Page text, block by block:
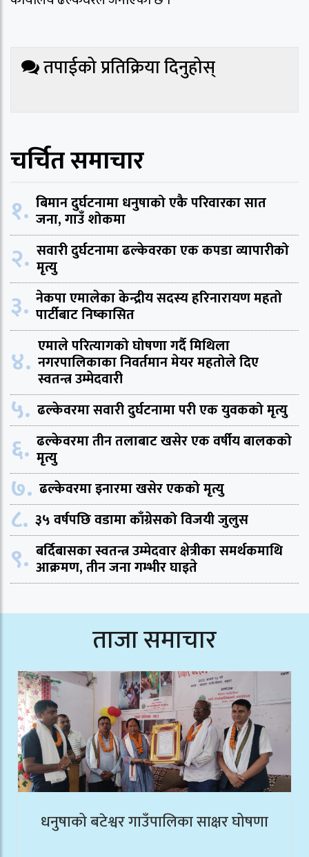
तपाईको प्रतिक्रिया दिनुहोस्
चर्चित समाचार
१. बिमान दुर्घटनामा धनुषाको एकै परिवारका सात
जना, गाउँ शोकमा
२. सवारी दुर्घटनामा ढल्केवरका एक कपडा व्यापारीको
मृत्यु
३. नेकपा एमालेका केन्द्रीय सदस्य हरिनारायण महतो
पार्टीबाट निष्कासित
४. एमाले परित्यागको घोषणा गर्दै मिथिला
नगरपालिकाका निवर्तमान मेयर महतोले दिए
स्वतन्त्र उम्मेदवारी
५. ढल्केवरमा सवारी दुर्घटनामा परी एक युवकको मृत्यु
६. ढल्केवरमा तीन तलाबाट खसेर एक वर्षीय बालकको
मृत्यु
७. ढल्केवरमा इनारमा खसेर एकको मृत्यु
८. ३५ वर्षपछि वडामा काँग्रेसको विजयी जुलुस
९. बर्दिबासका स्वतन्त्र उम्मेदवार क्षेत्रीका समर्थकमाथि
आक्रमण, तीन जना गम्भीर घाइते
ताजा समाचार
धनुषाको बटेश्वर गाउँपालिका साक्षर घोषणा